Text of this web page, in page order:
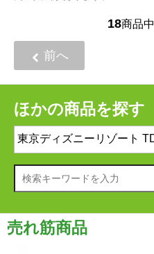
18商品中
前へ
ほかの商品を探す
売れ筋商品